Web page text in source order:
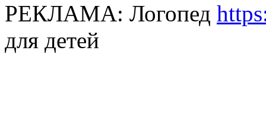
РЕКЛАМА: Логопед
для детей